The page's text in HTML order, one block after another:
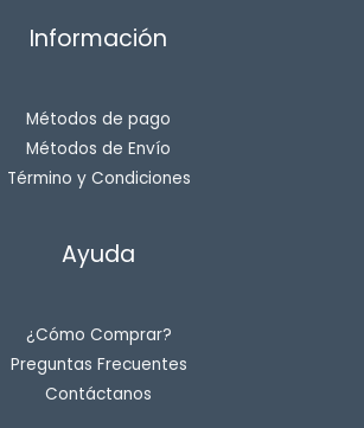
Información
Métodos de pago
Métodos de Envío
Término y Condiciones
Ayuda
¿Cómo Comprar?
Preguntas Frecuentes
Contáctanos